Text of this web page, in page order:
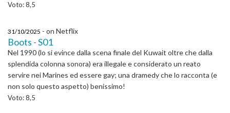
Voto: 8,5
31/10/2025 - on Netflix
Boots - S01
Nel 1990 (lo si evince dalla scena finale del Kuwait oltre che dalla
splendida colonna sonora) era illegale e considerato un reato
servire nei Marines ed essere gay; una dramedy che lo racconta (e
non solo questo aspetto) benissimo!
Voto: 8,5